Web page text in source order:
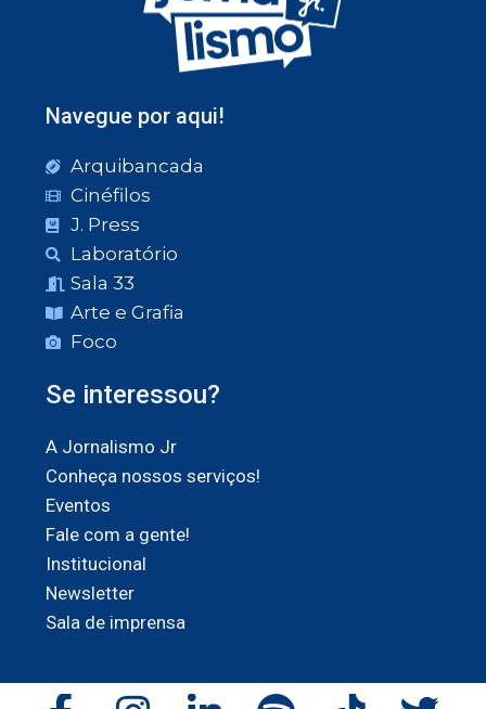
Navegue por aqui!
Arquibancada
Cinéfilos
J. Press
Laboratório
Sala 33
Arte e Grafia
Foco
Se interessou?
A Jornalismo Jr
Conheça nossos serviços!
Eventos
Fale com a gente!
Institucional
Newsletter
Sala de imprensa